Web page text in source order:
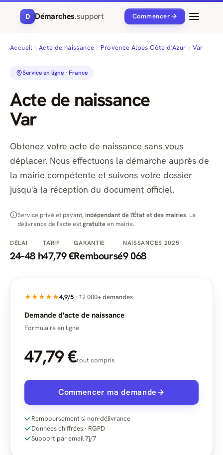
D Démarches.support Commencer
Accueil Acte de naissance Provence Alpes Côte d'Azur Var
Service en ligne · France
Acte de naissance
Var
Obtenez votre acte de naissance sans vous
déplacer. Nous effectuons la démarche auprès de
la mairie compétente et suivons votre dossier
jusqu'à la réception du document officiel.
Service privé et payant,indépendant de l'État et des mairies. La
délivrance de l'acte estgratuiteen mairie.
DÉLAI
24–48 h
TARIF
47,79 €
GARANTIE
Remboursé
NAISSANCES 2025
9 068
★★★★★4,9/5 · 12 000+ demandes
Demande d'acte de naissance
Formulaire en ligne
47,79 €tout compris
Commencer ma demande
Remboursement si non-délivrance
Données chiffrées · RGPD
Support par email 7j/7